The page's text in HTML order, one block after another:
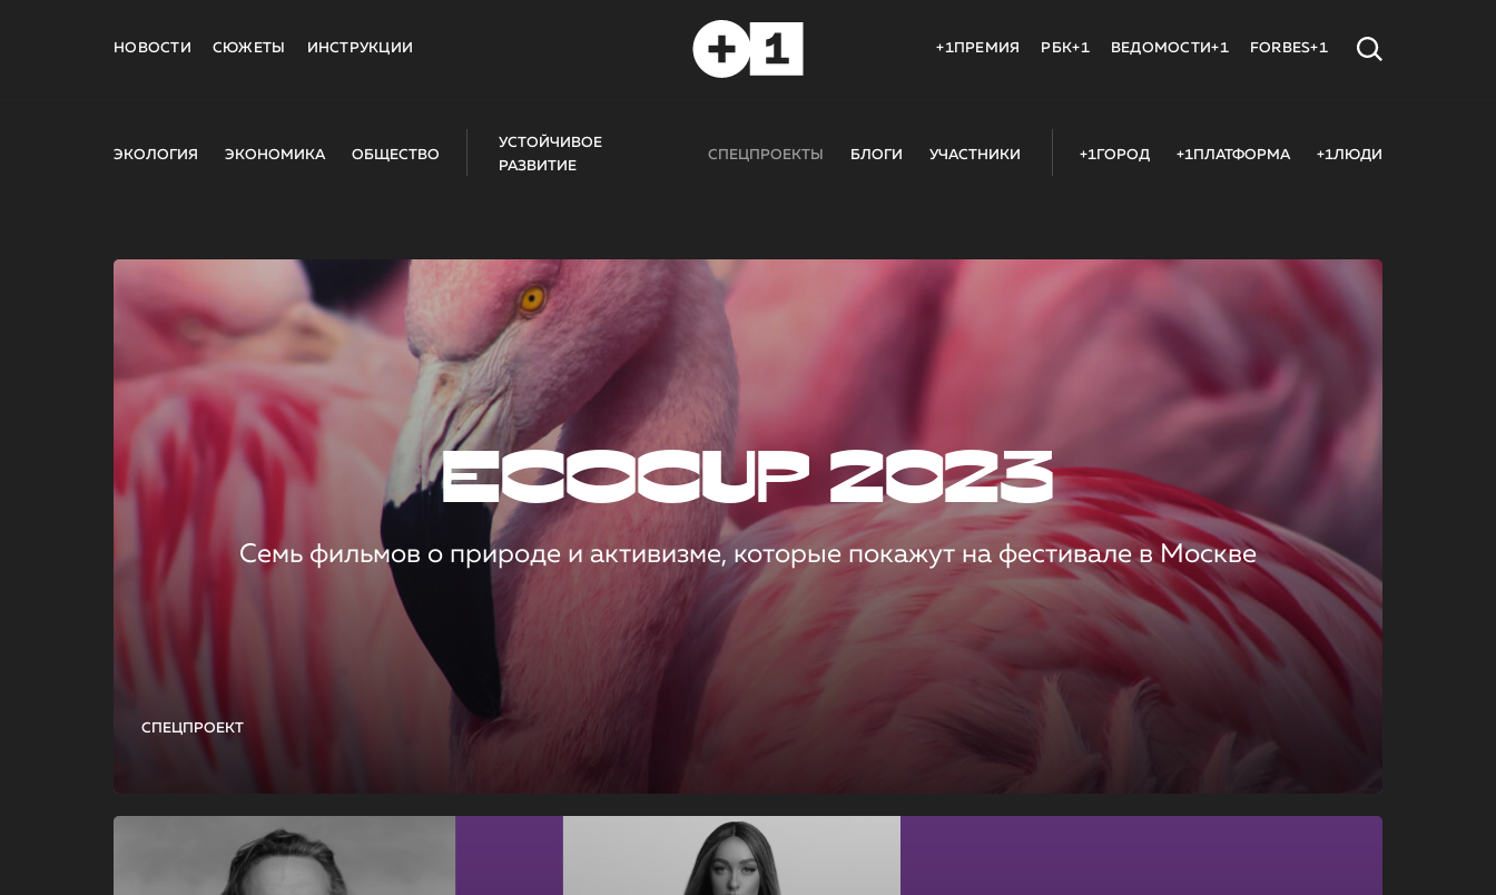
НОВОСТИ СЮЖЕТЫ ИНСТРУКЦИИ +1ПРЕМИЯ РБК+1 ВЕДОМОСТИ+1 FORBES+1
ЭКОЛОГИЯ ЭКОНОМИКА ОБЩЕСТВО
УСТОЙЧИВОЕ
РАЗВИТИЕ
СПЕЦПРОЕКТЫ БЛОГИ УЧАСТНИКИ +1ГОРОД +1ПЛАТФОРМА +1ЛЮДИ
СПЕЦПРОЕКТ
ECOCUP 2023
Семь фильмов о природе и активизме, которые покажут на фестивале в Москве